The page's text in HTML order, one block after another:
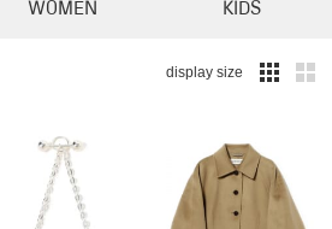
WOMEN KIDS
display size